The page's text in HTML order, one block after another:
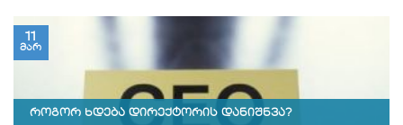
როგორ ხდება დირექტორის დანიშნვა?
11
მარ